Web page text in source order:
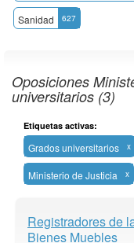
Sanidad 627
Oposiciones
universitarios (3)
Etiquetas activas:
Grados universitarios x
Ministerio de Justicia x
Registradores de
Bienes Muebles